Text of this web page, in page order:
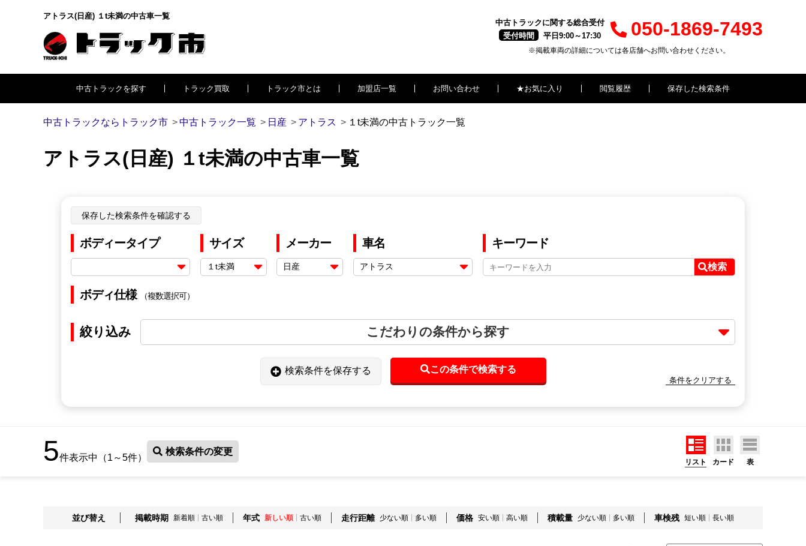
アトラス(日産) １t未満の中古車一覧
中古トラックに関する総合受付
受付時間
平日9:00～17:30 050-1869-7493
※掲載車両の詳細については各店舗へお問い合わせください。
中古トラックを探す トラック買取 トラック市とは 加盟店一覧 お問い合わせ ★お気に入り 閲覧履歴 保存した検索条件
中古トラックならトラック市 中古トラック一覧 日産 アトラス １t未満の中古トラック一覧
アトラス(日産) １t未満の中古車一覧
保存した検索条件を確認する
ボディータイプ サイズ メーカー 車名 キーワード
検索
ボディ仕様 （複数選択可）
絞り込み こだわりの条件から探す
検索条件を保存する この条件で検索する
条件をクリアする
5件表示中（1～5件）
検索条件の変更
リスト カード 表
並び替え 掲載時期 新着順 古い順 年式 新しい順 古い順 走行距離 少ない順 多い順 価格 安い順 高い順 積載量 少ない順 多い順 車検残 短い順 長い順